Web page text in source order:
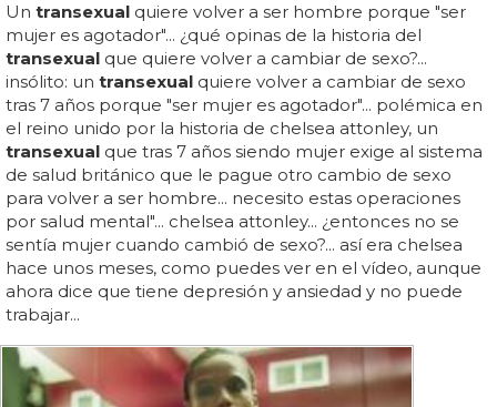
Un transexual quiere volver a ser hombre porque "ser
mujer es agotador"... ¿qué opinas de la historia del
transexual que quiere volver a cambiar de sexo?...
insólito: un transexual quiere volver a cambiar de sexo
tras 7 años porque "ser mujer es agotador"... polémica en
el reino unido por la historia de chelsea attonley, un
transexual que tras 7 años siendo mujer exige al sistema
de salud británico que le pague otro cambio de sexo
para volver a ser hombre... necesito estas operaciones
por salud mental"... chelsea attonley... ¿entonces no se
sentía mujer cuando cambió de sexo?... así era chelsea
hace unos meses, como puedes ver en el vídeo, aunque
ahora dice que tiene depresión y ansiedad y no puede
trabajar...